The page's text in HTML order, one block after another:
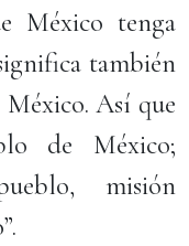
México tenga
también
Así que
de México;
misión